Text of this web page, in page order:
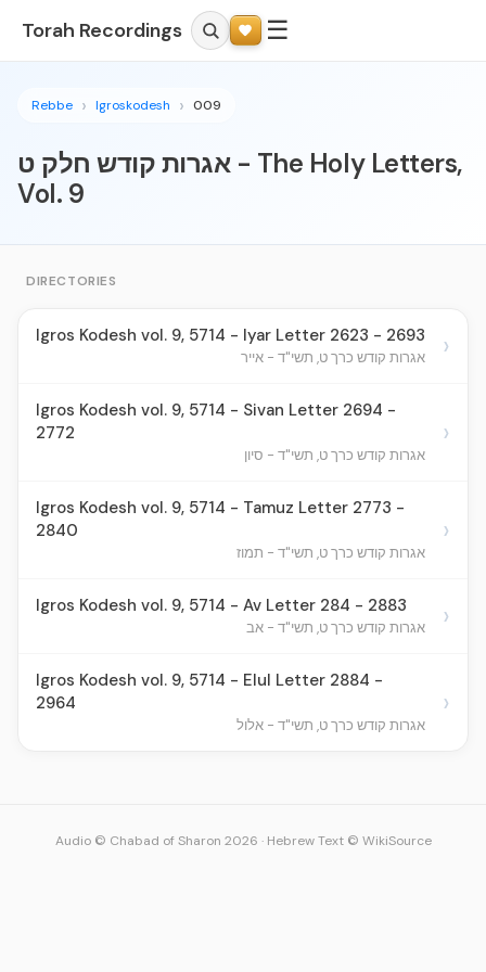
Torah Recordings ☰
Rebbe Igroskodesh 009
אגרות קודש חלק ט - The Holy Letters,
Vol. 9
DIRECTORIES
Igros Kodesh vol. 9, 5714 - Iyar Letter 2623 - 2693
אגרות קודש כרך ט, תשי"ד - אייר ›
Igros Kodesh vol. 9, 5714 - Sivan Letter 2694 -
2772
אגרות קודש כרך ט, תשי"ד - סיון
›
Igros Kodesh vol. 9, 5714 - Tamuz Letter 2773 -
2840
אגרות קודש כרך ט, תשי"ד - תמוז
›
Igros Kodesh vol. 9, 5714 - Av Letter 284 - 2883
אגרות קודש כרך ט, תשי"ד - אב ›
Igros Kodesh vol. 9, 5714 - Elul Letter 2884 -
2964
אגרות קודש כרך ט, תשי"ד - אלול
›
Audio © Chabad of Sharon 2026 · Hebrew Text © WikiSource